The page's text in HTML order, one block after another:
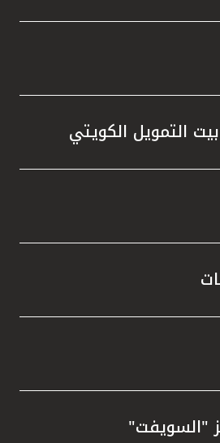
التمويل الكويتي
"السويفت"